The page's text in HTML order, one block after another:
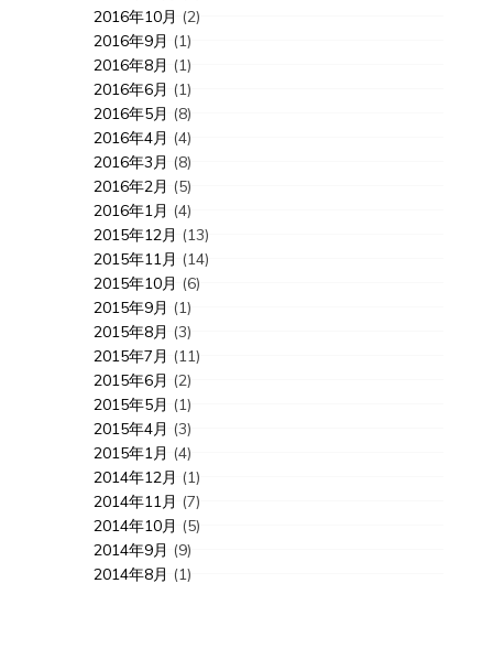
2016年10月 (2)
2016年9月 (1)
2016年8月 (1)
2016年6月 (1)
2016年5月 (8)
2016年4月 (4)
2016年3月 (8)
2016年2月 (5)
2016年1月 (4)
2015年12月 (13)
2015年11月 (14)
2015年10月 (6)
2015年9月 (1)
2015年8月 (3)
2015年7月 (11)
2015年6月 (2)
2015年5月 (1)
2015年4月 (3)
2015年1月 (4)
2014年12月 (1)
2014年11月 (7)
2014年10月 (5)
2014年9月 (9)
2014年8月 (1)